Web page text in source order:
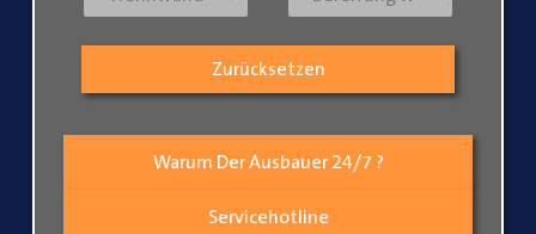
Warum Der Ausbauer 24/7 ?
Servicehotline
Zurücksetzen